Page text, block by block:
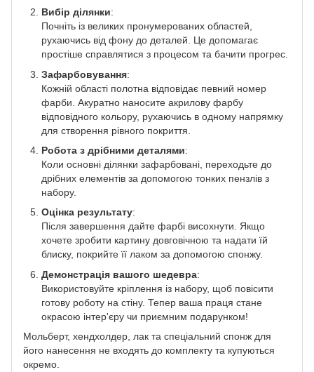
Вибір ділянки:
Почніть із великих пронумерованих областей,
рухаючись від фону до деталей. Це допомагає
простіше справлятися з процесом та бачити прогрес.
Зафарбовування:
Кожній області полотна відповідає певний номер
фарби. Акуратно наносите акрилову фарбу
відповідного кольору, рухаючись в одному напрямку
для створення рівного покриття.
Робота з дрібними деталями:
Коли основні ділянки зафарбовані, переходьте до
дрібних елементів за допомогою тонких пензлів з
набору.
Оцінка результату:
Після завершення дайте фарбі висохнути. Якщо
хочете зробити картину довговічною та надати їй
блиску, покрийте її лаком за допомогою спонжу.
Демонстрація вашого шедевра:
Використовуйте кріплення із набору, щоб повісити
готову роботу на стіну. Тепер ваша праця стане
окрасою інтер'єру чи приємним подарунком!
Мольберт, хендхолдер, лак та спеціальний спонж для
його нанесення не входять до комплекту та купуються
окремо.